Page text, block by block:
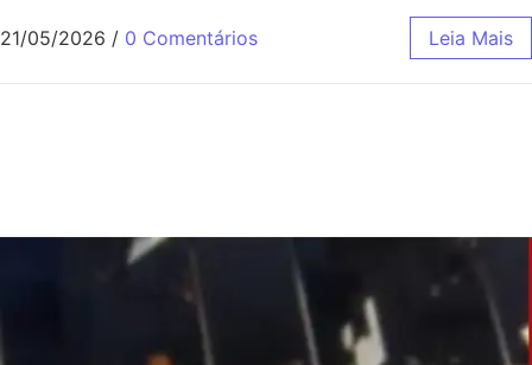
21/05/2026 / 0 Comentários Leia Mais